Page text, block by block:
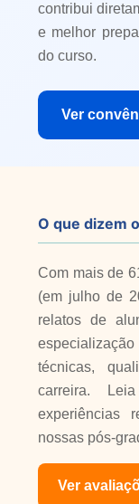
contribui
e melhor
do curso.
Ver
O que dizem
Com mais de
(em julho de
relatos de
técnicas,
carreira.
experiências
nossas pós-
Ver